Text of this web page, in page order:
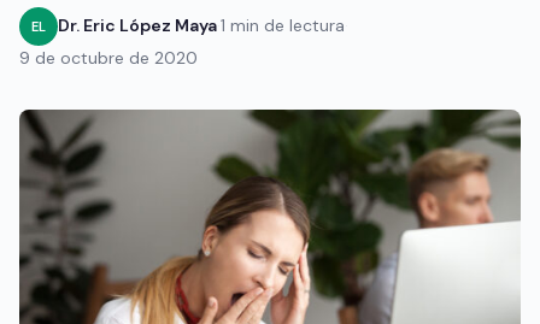
EL Dr. Eric López Maya1 min de lectura
9 de octubre de 2020